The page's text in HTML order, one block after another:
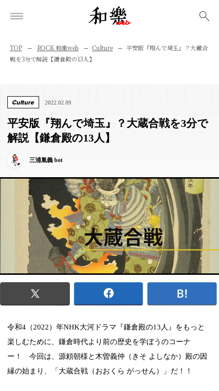
TOP ROCK 和樂web Culture
平安版『翔んで埼玉』？大蔵合
戦を3分で解説【鎌倉殿の13人】
Culture 2022.02.09
平安版『翔んで埼玉』？大蔵合戦を3分で
解説【鎌倉殿の13人】
三浦胤義 bot
令和4（2022）年NHK大河ドラマ『鎌倉殿の13人』をもっと
楽しむために、鎌倉時代より前の歴史を学ぼうのコーナ
ー！ 今回は、源頼朝様と木曽義仲（きそ よしなか）殿の因
縁の始まり、「大蔵合戦（おおくら がっせん）」だ！！